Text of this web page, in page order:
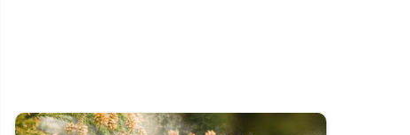
Ako meriame množstvo peľu?. Letná senná nádcha. . .